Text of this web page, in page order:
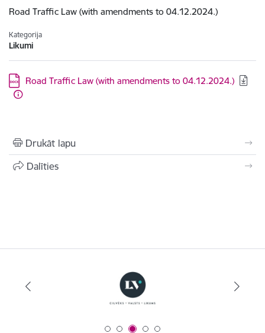
Road Traffic Law (with amendments to 04.12.2024.)
Kategorija
Likumi
Lejupielādēt:
Road Traffic Law (with amendments to 04.12.2024.)
Drukāt lapu
Dalīties